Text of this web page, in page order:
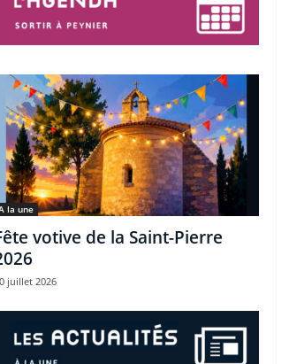
la une
votive de la Saint-Pierre
juillet 2026